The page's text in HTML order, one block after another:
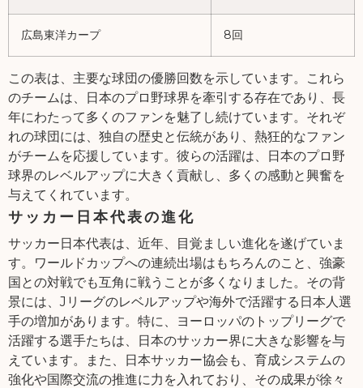
広島東洋カープ 8回
この表は、主要な球団の優勝回数を示しています。これら
のチームは、日本のプロ野球界を牽引する存在であり、長
年にわたって多くのファンを魅了し続けています。それぞ
れの球団には、独自の歴史と伝統があり、熱狂的なファン
がチームを応援しています。彼らの活躍は、日本のプロ野
球界のレベルアップに大きく貢献し、多くの感動と興奮を
与えてくれています。
サッカー日本代表の進化
サッカー日本代表は、近年、目覚ましい進化を遂げていま
す。ワールドカップへの連続出場はもちろんのこと、強豪
国との対戦でも互角に戦うことが多くなりました。その背
景には、Jリーグのレベルアップや海外で活躍する日本人選
手の増加があります。特に、ヨーロッパのトップリーグで
活躍する選手たちは、日本のサッカー界に大きな影響を与
えています。また、日本サッカー協会も、育成システムの
強化や国際交流の推進に力を入れており、その成果が徐々